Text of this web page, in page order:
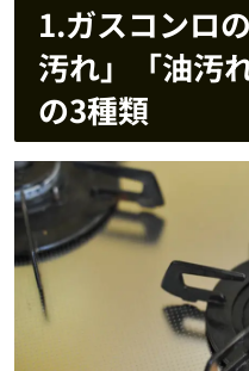
1.ガスコンロ
汚れ」「油汚
の3種類